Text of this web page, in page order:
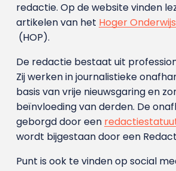
redactie. Op de website vinden
artikelen van het Hoger
(HOP).
De redactie bestaat uit
Zij werken in journalistieke
basis van vrije nieuwsgaring en
beïnvloeding van derden. De
geborgd door een
wordt bijgestaan door een
Punt is ook te vinden op social